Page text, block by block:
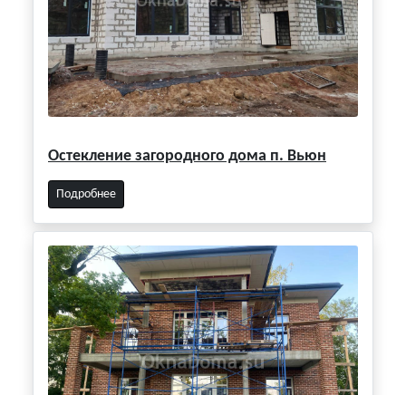
Остекление загородного дома п. Вьюн
Подробнее